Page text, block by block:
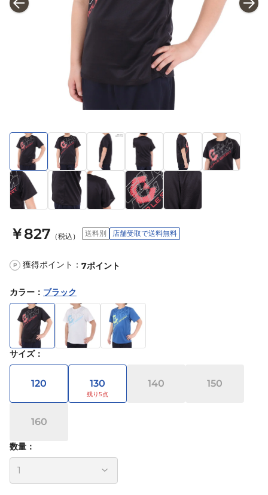
￥827 （税込） 送料別 店舗受取で送料無料
P 獲得ポイント： 7ポイント
カラー ： ブラック
サイズ：
120 130 140 150
160
数量：